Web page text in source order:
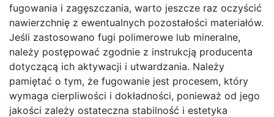
fugowania i zagęszczania, warto jeszcze raz oczyścić
nawierzchnię z ewentualnych pozostałości materiałów.
Jeśli zastosowano fugi polimerowe lub mineralne,
należy postępować zgodnie z instrukcją producenta
dotyczącą ich aktywacji i utwardzania. Należy
pamiętać o tym, że fugowanie jest procesem, który
wymaga cierpliwości i dokładności, ponieważ od jego
jakości zależy ostateczna stabilność i estetyka